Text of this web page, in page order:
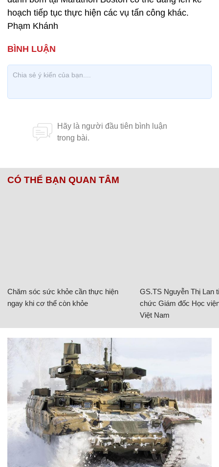
hoạch tiếp tục thực hiện các vụ tấn công khác.
Phạm Khánh
CÓ THỂ BẠN QUAN TÂM
Chăm sóc sức khỏe cần thực hiện
ngay khi cơ thể còn khỏe
GS.TS Nguyễn Thị Lan
chức Giám đốc Học
Việt Nam